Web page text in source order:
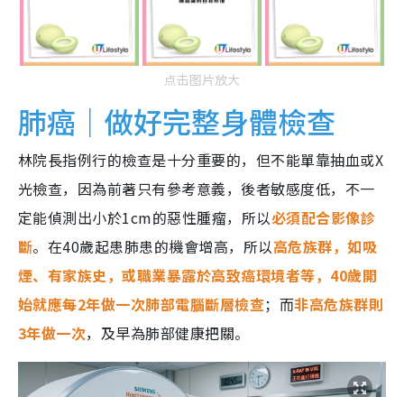
点击图片放大
肺癌｜做好完整身體檢查
林院長指例行的檢查是十分重要的，但不能單靠抽血或X
光檢查，因為前著只有參考意義，後者敏感度低，不一
定能偵測出小於1cm的惡性腫瘤，所以必須配合影像診
斷。在40歲起患肺患的機會增高，所以高危族群，如吸
煙、有家族史，或職業暴露於高致癌環境者等，40歲開
始就應每2年做一次肺部電腦斷層檢查；而非高危族群則
3年做一次，及早為肺部健康把關。